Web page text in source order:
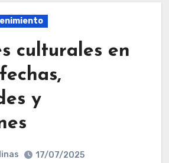
culturales en
y
17/07/2025